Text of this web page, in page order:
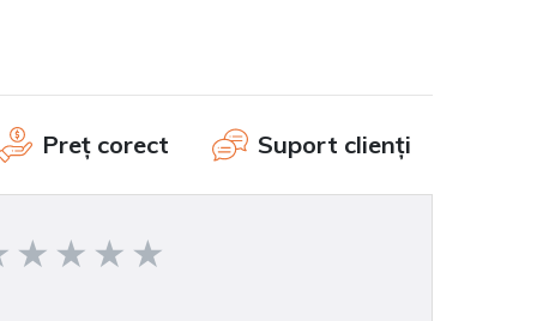
Preț corect Suport clienți